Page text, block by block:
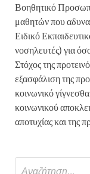
Βοηθητικό
μαθητών που
Ειδικό
νοσηλευτές) για
Στόχος της
εξασφάλιση της
κοινωνικό
κοινωνικού
αποτυχίας και της